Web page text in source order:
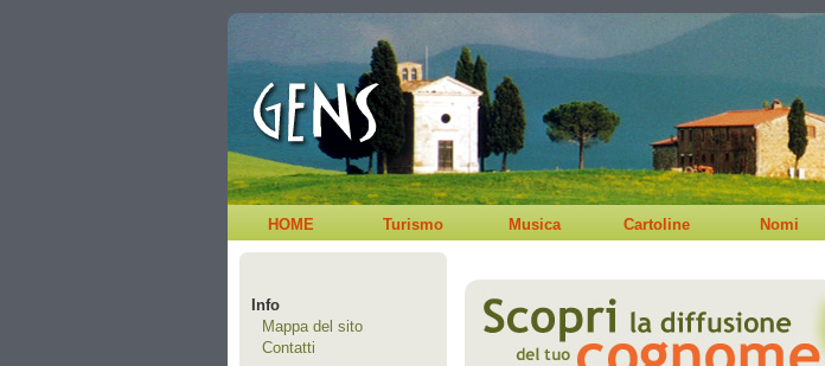
HOME Turismo Musica Cartoline Nomi
Info
Mappa del sito
Contatti